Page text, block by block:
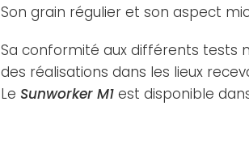
Son grain régulier et son aspect
Sa conformité aux différents tests
des réalisations dans les lieux
Le Sunworker M1est disponible